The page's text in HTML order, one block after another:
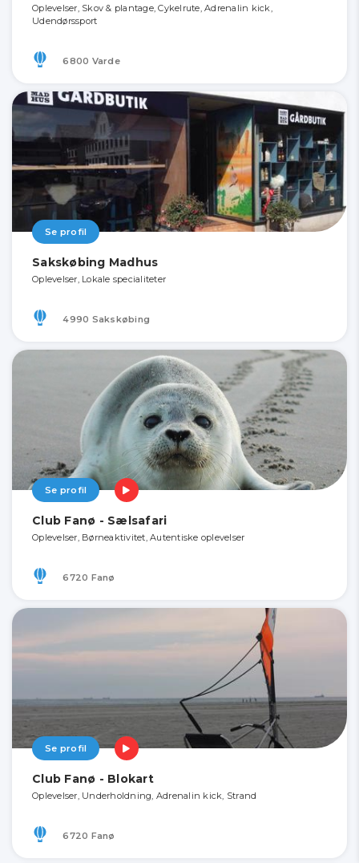
Oplevelser, Skov & plantage, Cykelrute, Adrenalin kick,
Udendørssport
6800 Varde
Se profil
Sakskøbing Madhus
Oplevelser, Lokale specialiteter
4990 Sakskøbing
Se profil
Club Fanø - Sælsafari
Oplevelser, Børneaktivitet, Autentiske oplevelser
6720 Fanø
Se profil
Club Fanø - Blokart
Oplevelser, Underholdning, Adrenalin kick, Strand
6720 Fanø